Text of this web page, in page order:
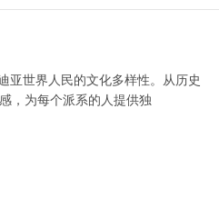
独特的物理外观。
亚世界人民的文化多样性。从历史
，为每个派系的人提供独